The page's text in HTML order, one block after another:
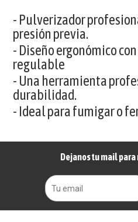
- Pulverizador
presión previa.
- Diseño ergonómico
regulable
- Una herramienta
durabilidad.
- Ideal para fumigar o
Dejanos tu mail